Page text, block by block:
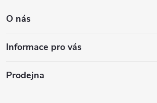
O nás
Informace pro vás
Prodejna